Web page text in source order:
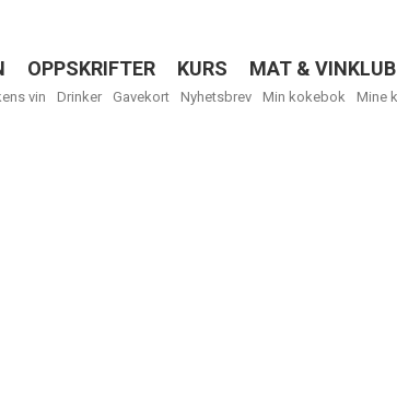
OPPSKRIFTER KURS MAT &
vin Drinker Gavekort Nyhetsbrev Min kokebok Mine